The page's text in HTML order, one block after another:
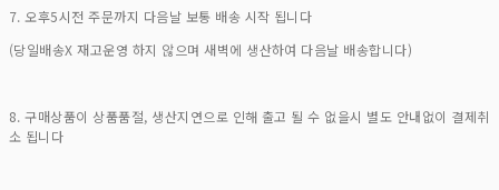
7. 오후5시전 주문까지 다음날 보통 배송 시작 됩니다
(당일배송X 재고운영 하지 않으며 새벽에 생산하여 다음날 배송합니다)
8. 구매상품이 상품품절, 생산지연으로 인해 출고 될 수 없을시 별도 안내없이 결제취
소 됩니다